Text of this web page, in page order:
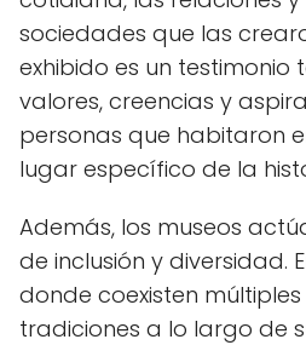
sociedades que las
exhibido es un testimonio
valores, creencias y
personas que habitaron
lugar específico de la
Además, los museos
de inclusión y diversidad.
donde coexisten
tradiciones a lo largo de